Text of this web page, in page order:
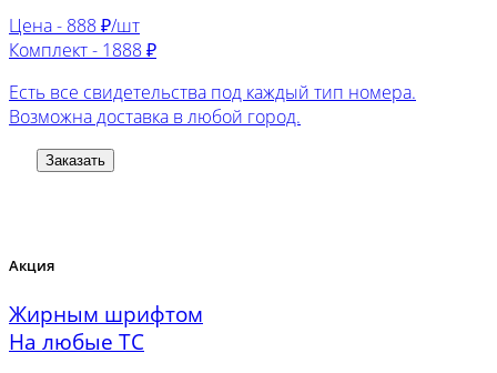
Цена - 888 ₽/шт
Комплект - 1888 ₽
Есть все свидетельства под каждый тип номера.
Возможна доставка в любой город.
Заказать
Акция
Жирным шрифтом
На любые ТС